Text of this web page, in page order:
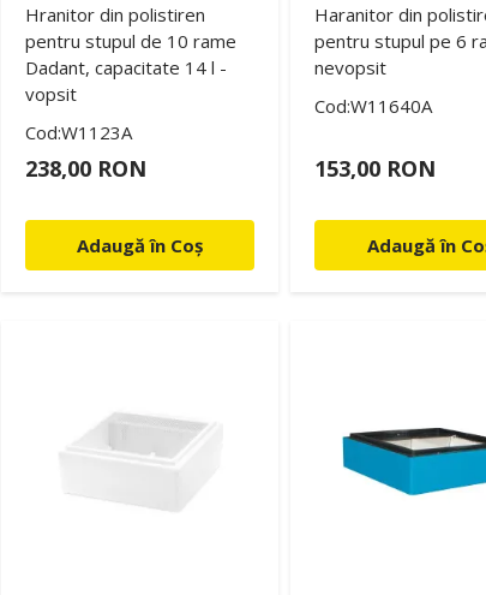
Hranitor din polistiren
pentru stupul de 10 rame
Dadant, capacitate 14 l -
vopsit
Cod:W1123A
238,00 RON
Adaugă în Coș
Haranitor din
pentru stupul pe 6
nevopsit
Cod:W11640A
153,00 RON
Adaugă în